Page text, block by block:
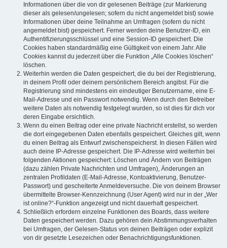
Informationen über die von dir gelesenen Beiträge (zur Markierung
dieser als gelesen/ungelesen; sofern du nicht angemeldet bist) sowie
Informationen über deine Teilnahme an Umfragen (sofern du nicht
angemeldet bist) gespeichert. Ferner werden deine Benutzer-ID, ein
Authentifizierungsschlüssel und eine Session-ID gespeichert. Die
Cookies haben standardmäßig eine Gültigkeit von einem Jahr. Alle
Cookies kannst du jederzeit über die Funktion „Alle Cookies löschen“
löschen.
Weiterhin werden die Daten gespeichert, die du bei der Registrierung,
in deinem Profil oder deinem persönlichem Bereich angibst. Für die
Registrierung sind mindestens ein eindeutiger Benutzername, eine E-
Mail-Adresse und ein Passwort notwendig. Wenn durch den Betreiber
weitere Daten als notwendig festgelegt wurden, so ist dies für dich vor
deren Eingabe ersichtlich.
Wenn du einen Beitrag oder eine private Nachricht erstellst, so werden
die dort eingegebenen Daten ebenfalls gespeichert. Gleiches gilt, wenn
du einen Beitrag als Entwurf zwischenspeicherst. In diesen Fällen wird
auch deine IP-Adresse gespeichert. Die IP-Adresse wird weiterhin bei
folgenden Aktionen gespeichert: Löschen und Ändern von Beiträgen
(dazu zählen Private Nachrichten und Umfragen), Änderungen an
zentralen Profildaten (E-Mail-Adresse, Kontoaktivierung, Benutzer-
Passwort) und gescheiterte Anmeldeversuche. Die von deinem Browser
übermittelte Browser-Kennzeichnung (User Agent) wird nur in der „Wer
ist online?“-Funktion angezeigt und nicht dauerhaft gespeichert.
Schließlich erfordern einzelne Funktionen des Boards, dass weitere
Daten gespeichert werden. Dazu gehören dein Abstimmungsverhalten
bei Umfragen, der Gelesen-Status von deinen Beiträgen oder explizit
von dir gesetzte Lesezeichen oder Benachrichtigungsfunktionen.